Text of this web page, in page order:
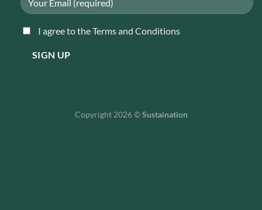
I agree to the Terms and Conditions
Copyright 2026 ©Sustaination